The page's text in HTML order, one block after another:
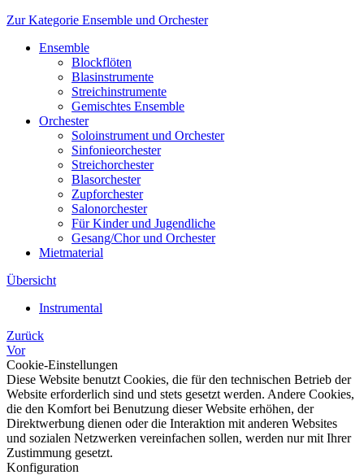
Zur Kategorie Ensemble und Orchester
Ensemble
Blockflöten
Blasinstrumente
Streichinstrumente
Gemischtes Ensemble
Orchester
Soloinstrument und Orchester
Sinfonieorchester
Streichorchester
Blasorchester
Zupforchester
Salonorchester
Für Kinder und Jugendliche
Gesang/Chor und Orchester
Mietmaterial
Übersicht
Instrumental
Zurück
Vor
Cookie-Einstellungen
Diese Website benutzt Cookies, die für den technischen Betrieb der
Website erforderlich sind und stets gesetzt werden. Andere Cookies,
die den Komfort bei Benutzung dieser Website erhöhen, der
Direktwerbung dienen oder die Interaktion mit anderen Websites
und sozialen Netzwerken vereinfachen sollen, werden nur mit Ihrer
Zustimmung gesetzt.
Konfiguration